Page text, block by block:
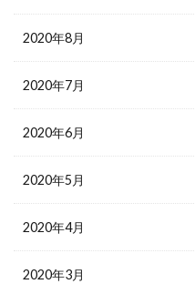
2020年8月
2020年7月
2020年6月
2020年5月
2020年4月
2020年3月